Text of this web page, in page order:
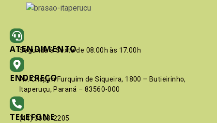
ATENDIMENTO
Segunda à Sexta de 08:00h às 17:00h
ENDEREÇO
Av. Crispim Furquim de Siqueira, 1800 – Butieirinho,
Itaperuçu, Paraná – 83560-000
TELEFONE
(41) 3603-2205